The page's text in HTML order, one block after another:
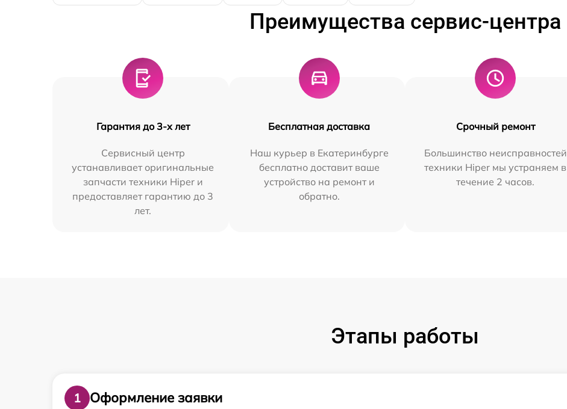
Преимущества сервис-центра
Гарантия до 3-х лет
Сервисный центр
устанавливает оригинальные
запчасти техники Hiper и
предоставляет гарантию до 3
лет.
Бесплатная доставка
Наш курьер в Екатеринбурге
бесплатно доставит ваше
устройство на ремонт и
обратно.
Срочный ремонт
Большинство неисправностей
техники Hiper мы устраняем в
течение 2 часов.
Этапы работы
1
Оформление заявки